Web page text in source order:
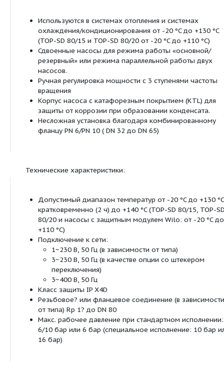
фланцевым соединением
Посмотреть все продукты этой линейки
Тип:
Сдвоенный насос: насос с мокрым ротором ?
циркуляционный насос с фланцевым
SD 30/5 с резьбовым соединением).
Применение:
системы водяного отопления, промышленные
циркуляционные установки, системы
закрытые контуры охлаждения
Обозначение:
Пример:Wilo-TOP-SD 40/7
TOP-SD
Стандартный сдвоенный насос (насос с
фланцевым соединением, TOP-SD 30/5 с